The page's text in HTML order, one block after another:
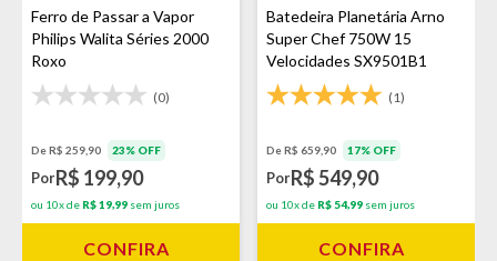
Ferro de Passar a Vapor
Philips Walita Séries 2000
Roxo
(0)
De R$ 259,90 23% OFF
PorR$ 199,90
ou 10x de R$ 19,99 sem juros
CONFIRA
Batedeira Planetária Arno
Super Chef 750W 15
Velocidades SX9501B1
Branca
(1)
De R$ 659,90 17% OFF
PorR$ 549,90
ou 10x de R$ 54,99 sem juros
CONFIRA